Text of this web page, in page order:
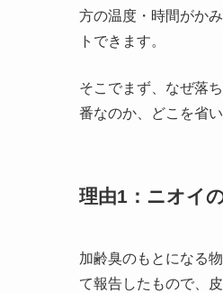
方の温度・時間がか
トできます。
そこでまず、なぜ落
番なのか、どこを省
理由1：ニオイ
加齢臭のもとになる
て報告したもので、